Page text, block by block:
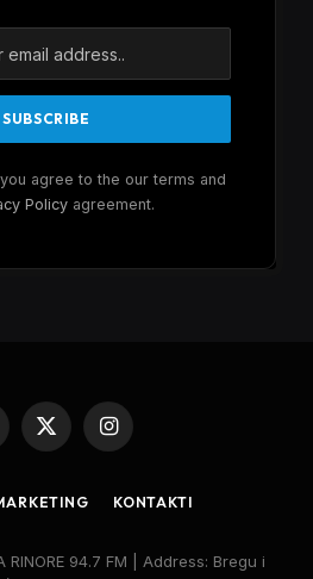
agree to the our terms and
Policyagreement.
X
Instagram
KONTAKTI
94.7 FM | Address: Bregu i